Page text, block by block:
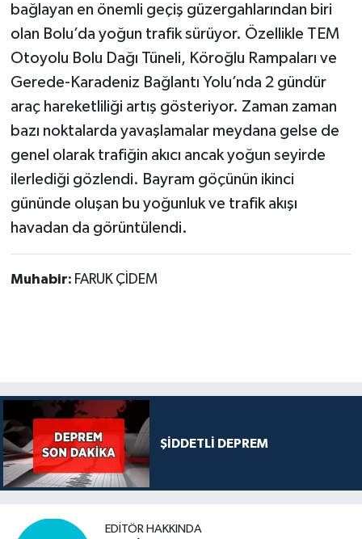
bağlayan en önemli geçiş güzergahlarından biri
olan Bolu’da yoğun trafik sürüyor. Özellikle TEM
Otoyolu Bolu Dağı Tüneli, Köroğlu Rampaları ve
Gerede-Karadeniz Bağlantı Yolu’nda 2 gündür
araç hareketliliği artış gösteriyor. Zaman zaman
bazı noktalarda yavaşlamalar meydana gelse de
genel olarak trafiğin akıcı ancak yoğun seyirde
ilerlediği gözlendi. Bayram göçünün ikinci
gününde oluşan bu yoğunluk ve trafik akışı
havadan da görüntülendi.
Muhabir: FARUK ÇİDEM
ŞİDDETLİ DEPREM
EDITÖR HAKKINDA